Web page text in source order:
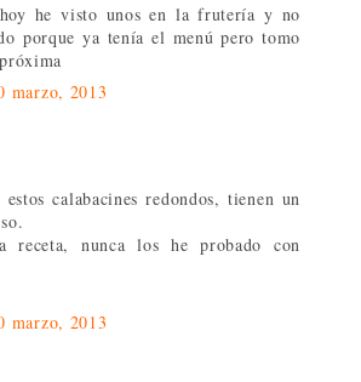
hoy he visto unos en la frutería y no
porque ya tenía el menú pero tomo
marzo, 2013
estos calabacines redondos, tienen un
receta, nunca los he probado con
marzo, 2013